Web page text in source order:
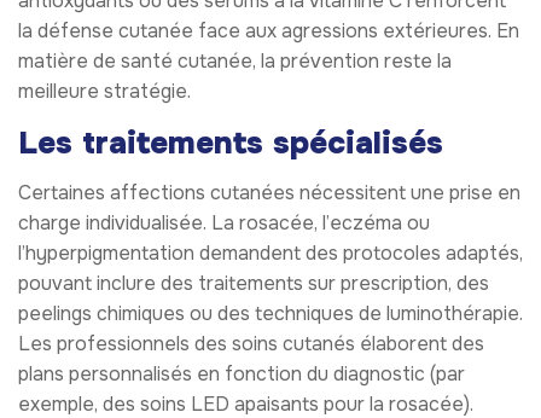
la défense cutanée face aux agressions extérieures. En
matière de santé cutanée, la prévention reste la
meilleure stratégie.
Les traitements spécialisés
Certaines affections cutanées nécessitent une prise en
charge individualisée. La rosacée, l’eczéma ou
l’hyperpigmentation demandent des protocoles adaptés,
pouvant inclure des traitements sur prescription, des
peelings chimiques ou des techniques de luminothérapie.
Les professionnels des soins cutanés élaborent des
plans personnalisés en fonction du diagnostic (par
exemple, des soins LED apaisants pour la rosacée).